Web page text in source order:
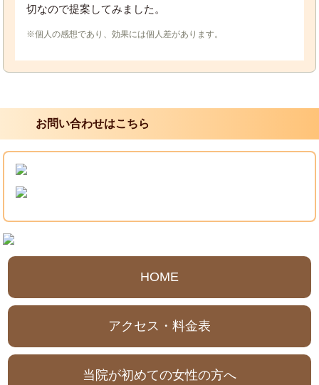
切なので提案してみました。
※個人の感想であり、効果には個人差があります。
お問い合わせはこちら
HOME
アクセス・料金表
当院が初めての女性の方へ